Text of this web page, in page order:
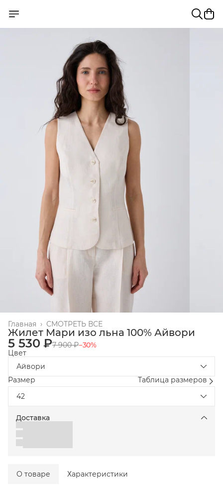
СМОТРЕТЬ ВСЕ
Главная ›
Жилет Мари изо льна 100% Айвори
5 530 ₽7 900 ₽−30%
Цвет
Айвори
Размер
Таблица размеров
42
Доставка
О товаре Характеристики